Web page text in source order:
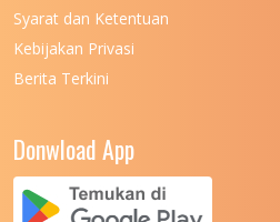
Syarat dan Ketentuan
Kebijakan Privasi
Berita Terkini
Donwload App